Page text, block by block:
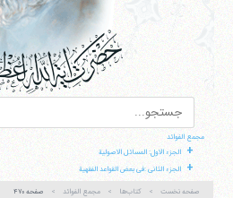
مجمع الفوائد
+ الجزء الاول: المسائل الاصولیة
+ الجزء الثانی :فی بعض القواعد الفقهیة
صفحه نخست کتاب‌ها مجمع الفوائد صفحه ۴۷۰
آیت‌الله منتظری
وب سایت رسمی آیت‌الله
میدان مصلّی، بلوار شهید
شماره ٨ کد پستی: 3713744381
تلفن 37740011-25-98+ تا 14